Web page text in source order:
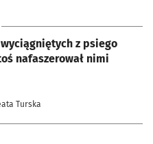
z psiego
nafaszerował nimi
Turska